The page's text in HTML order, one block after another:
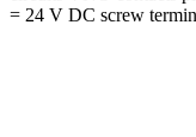
= 24 V DC screw